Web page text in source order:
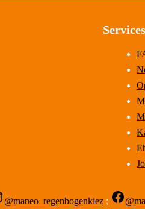
Services
@maneo_regenbogenkiez ;